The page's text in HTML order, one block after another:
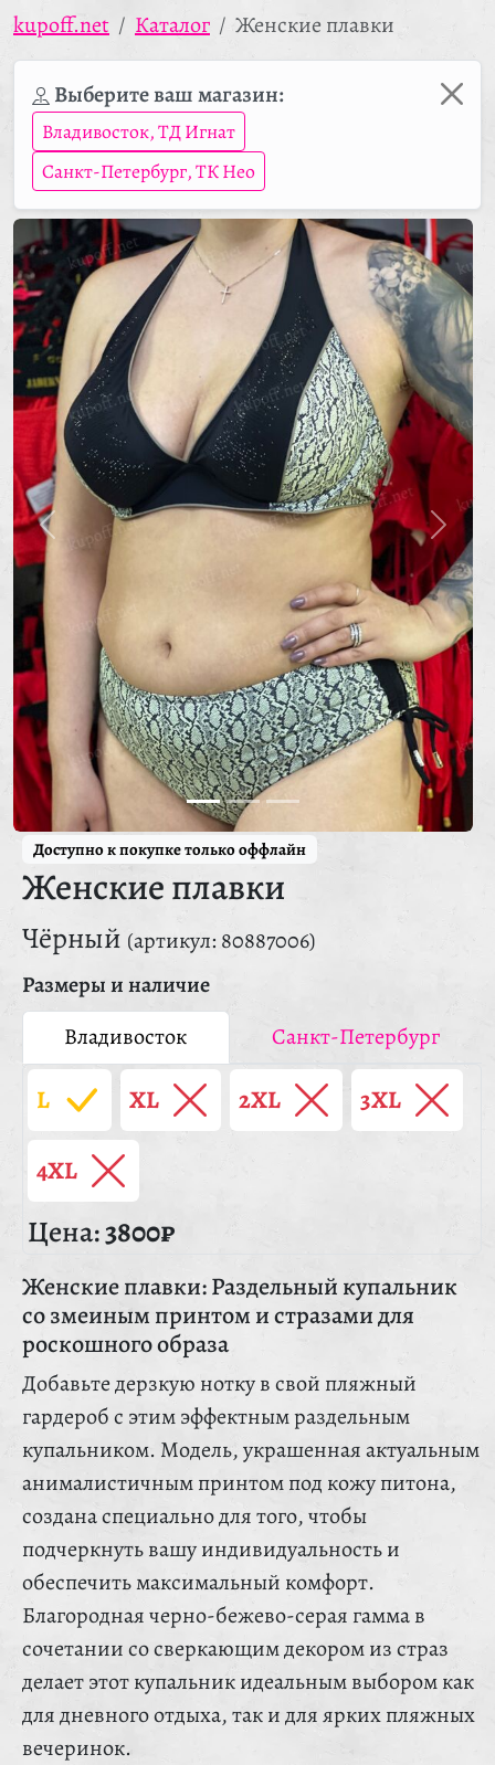
kupoff.net Каталог Женские плавки
Выберите ваш магазин:
Владивосток, ТД Игнат
Санкт-Петербург, ТК Нео
Доступно к покупке только оффлайн
Женские плавки
Чёрный (артикул: 80887006)
Размеры и наличие
Владивосток
Санкт-Петербург
L XL 2XL 3XL
4XL
Цена:3800₽
Женские плавки: Раздельный купальник
со змеиным принтом и стразами для
роскошного образа
Добавьте дерзкую нотку в свой пляжный
гардероб с этим эффектным раздельным
купальником. Модель, украшенная актуальным
анималистичным принтом под кожу питона,
создана специально для того, чтобы
подчеркнуть вашу индивидуальность и
обеспечить максимальный комфорт.
Благородная черно-бежево-серая гамма в
сочетании со сверкающим декором из страз
делает этот купальник идеальным выбором как
для дневного отдыха, так и для ярких пляжных
вечеринок.